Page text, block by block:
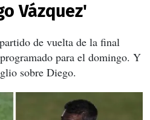
Vázquez'
de vuelta de la final
para el domingo. Y
sobre Diego.